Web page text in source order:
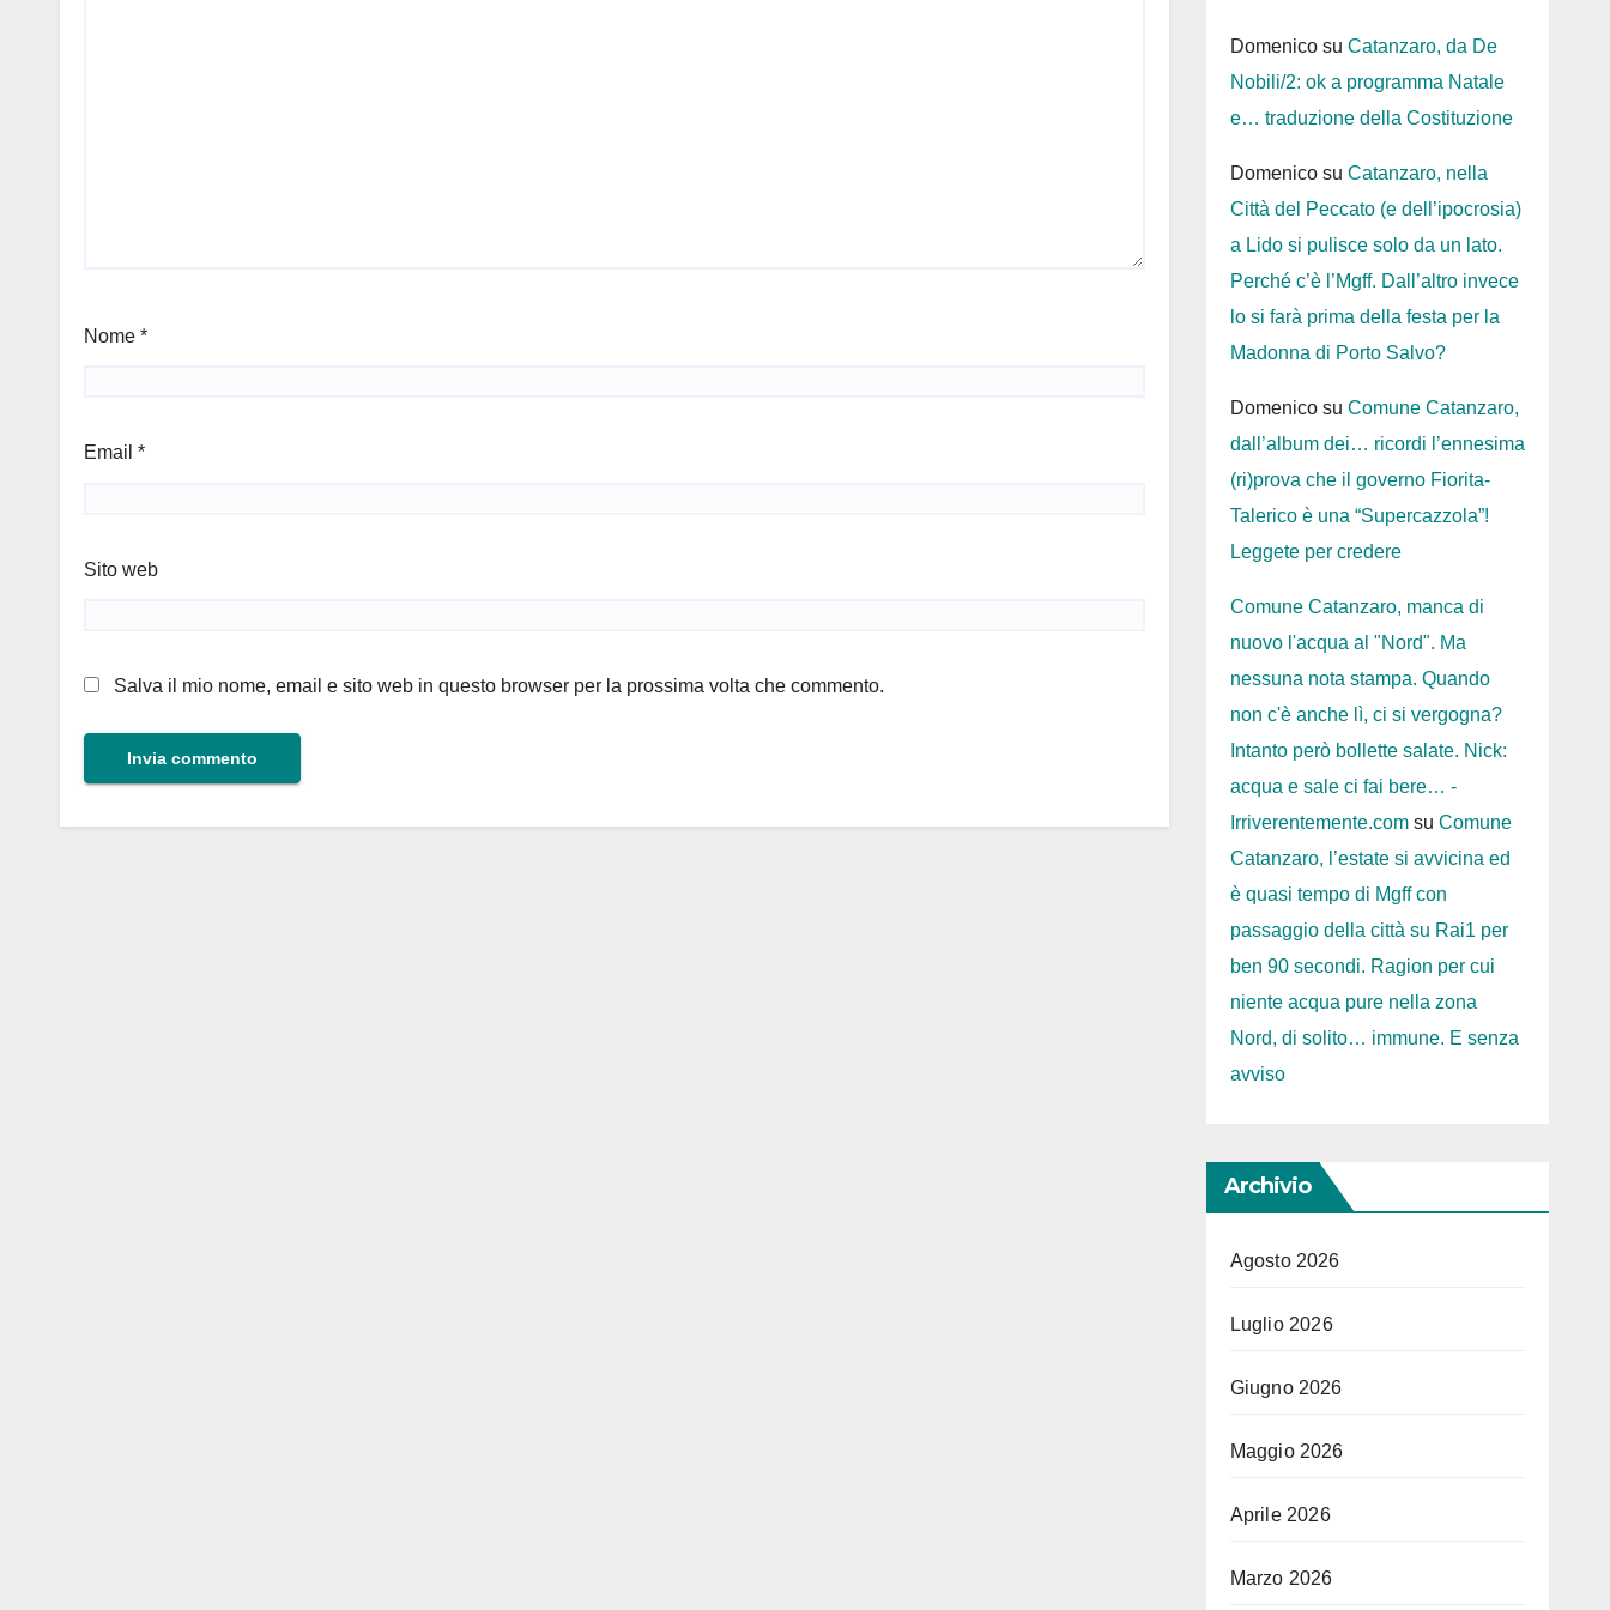
Nome *
Email *
Sito web
Salva il mio nome, email e sito web in questo browser per la prossima volta che commento.
Domenicosu Catanzaro, da De
Nobili/2: ok a programma Natale
e… traduzione della Costituzione
Domenicosu Catanzaro, nella
Città del Peccato (e dell’ipocrosia)
a Lido si pulisce solo da un lato.
Perché c’è l’Mgff. Dall’altro invece
lo si farà prima della festa per la
Madonna di Porto Salvo?
Domenicosu Comune Catanzaro,
dall’album dei… ricordi l’ennesima
(ri)prova che il governo Fiorita-
Talerico è una “Supercazzola”!
Leggete per credere
Comune Catanzaro, manca di
nuovo l'acqua al "Nord". Ma
nessuna nota stampa. Quando
non c'è anche lì, ci si vergogna?
Intanto però bollette salate. Nick:
acqua e sale ci fai bere… -
Irriverentemente.comsu Comune
Catanzaro, l’estate si avvicina ed
è quasi tempo di Mgff con
passaggio della città su Rai1 per
ben 90 secondi. Ragion per cui
niente acqua pure nella zona
Nord, di solito… immune. E senza
avviso
Archivio
Agosto 2026
Luglio 2026
Giugno 2026
Maggio 2026
Aprile 2026
Marzo 2026